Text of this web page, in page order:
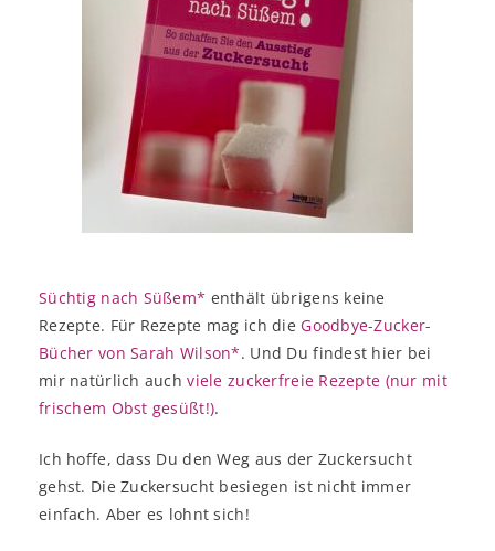
Süchtig nach Süßem* enthält übrigens keine
Rezepte. Für Rezepte mag ich die Goodbye-Zucker-
Bücher von Sarah Wilson*. Und Du findest hier bei
mir natürlich auchviele zuckerfreie Rezepte (nur mit
frischem Obst gesüßt!).
Ich hoffe, dass Du den Weg aus der Zuckersucht
gehst. Die Zuckersucht besiegen ist nicht immer
einfach. Aber es lohnt sich!